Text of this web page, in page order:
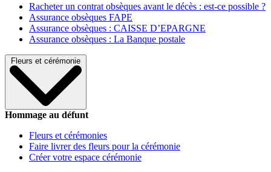
Racheter un contrat obsèques avant le décès : est-ce possible ?
Assurance obsèques FAPE
Assurance obsèques : CAISSE D’EPARGNE
Assurance obsèques : La Banque postale
Fleurs et cérémonie
Hommage au défunt
Fleurs et cérémonies
Faire livrer des fleurs pour la cérémonie
Créer votre espace cérémonie